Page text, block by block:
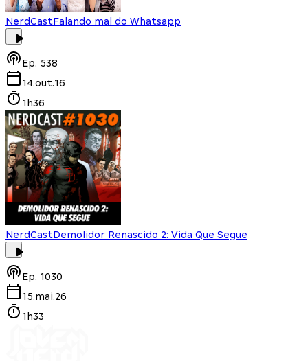
NerdCastFalando mal do Whatsapp
Ep. 538
14.out.16
1h36
NerdCastDemolidor Renascido 2: Vida Que Segue
Ep. 1030
15.mai.26
1h33